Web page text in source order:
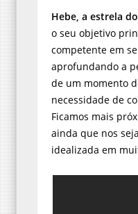
Hebe, a estrela
o seu objetivo
competente em
aprofundando a
de um momento
necessidade de
Ficamos mais
ainda que nos
idealizada em